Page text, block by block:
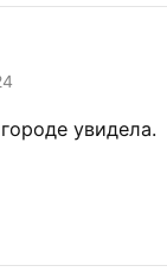
увидела.